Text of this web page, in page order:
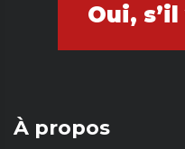
Oui,
À propos